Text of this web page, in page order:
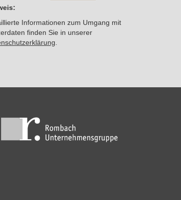
Informationen zum Umgang mit
finden Sie in unserer